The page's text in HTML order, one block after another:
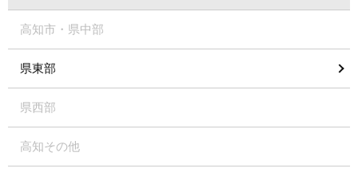
高知市・県中部
県東部
県西部
高知その他